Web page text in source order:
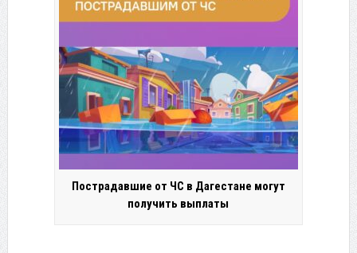
Пострадавшие от ЧС в Дагестане могут
получить выплаты